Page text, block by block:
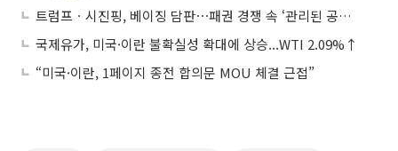
트럼프ㆍ시진핑, 베이징 담판⋯패권 경쟁 속 ‘관리된 공존’ 모색하나
국제유가, 미국·이란 불확실성 확대에 상승...WTI 2.09%↑
“미국·이란, 1페이지 종전 합의문 MOU 체결 근접”